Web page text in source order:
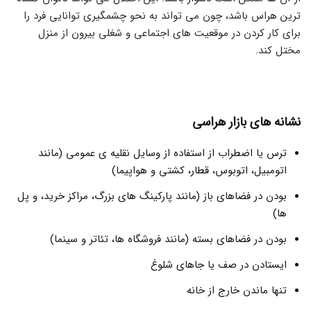
ترین هراس باشد، چون می تواند به نحو چشمگیری توانایی فرد را
برای کار کردن در موقعیت های اجتماعی و شغلی بیرون از منزل
مختل کند.
نشانه های بازار هراسی
ترس یا اضطراب از استفاده از وسایل نقلیه ی عمومی (مانند
اتومبیل، اتوبوس، قطار، کشتی و هواپیما)
بودن در فضاهای باز (مانند پارکینگ های بزرگ، مراکز خرید، و پل
ها)
بودن در فضاهای بسته (مانند فروشگاه ها، تئاتر و سینما)
ایستادن در صف یا جاهای شلوغ
تنها ماندن خارج از خانه